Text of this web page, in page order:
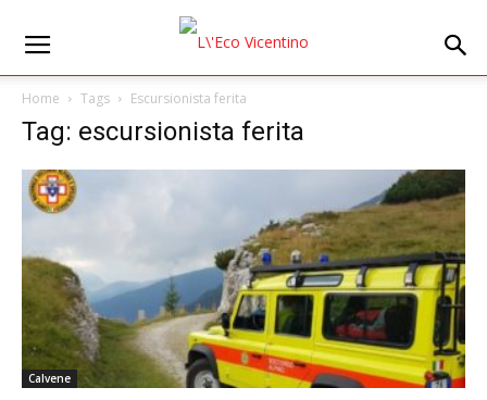
Home Tags Escursionista ferita
Tag: escursionista ferita
Calvene